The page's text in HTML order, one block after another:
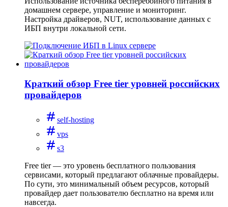
домашнем сервере, управление и мониторинг.
Настройка драйверов, NUT, использование данных с
ИБП внутри локальной сети.
Краткий обзор Free tier уровней российских
провайдеров
self-hosting
vps
s3
Free tier — это уровень бесплатного пользования
сервисами, который предлагают облачные провайдеры.
По сути, это минимальный объем ресурсов, который
провайдер дает пользователю бесплатно на время или
навсегда.